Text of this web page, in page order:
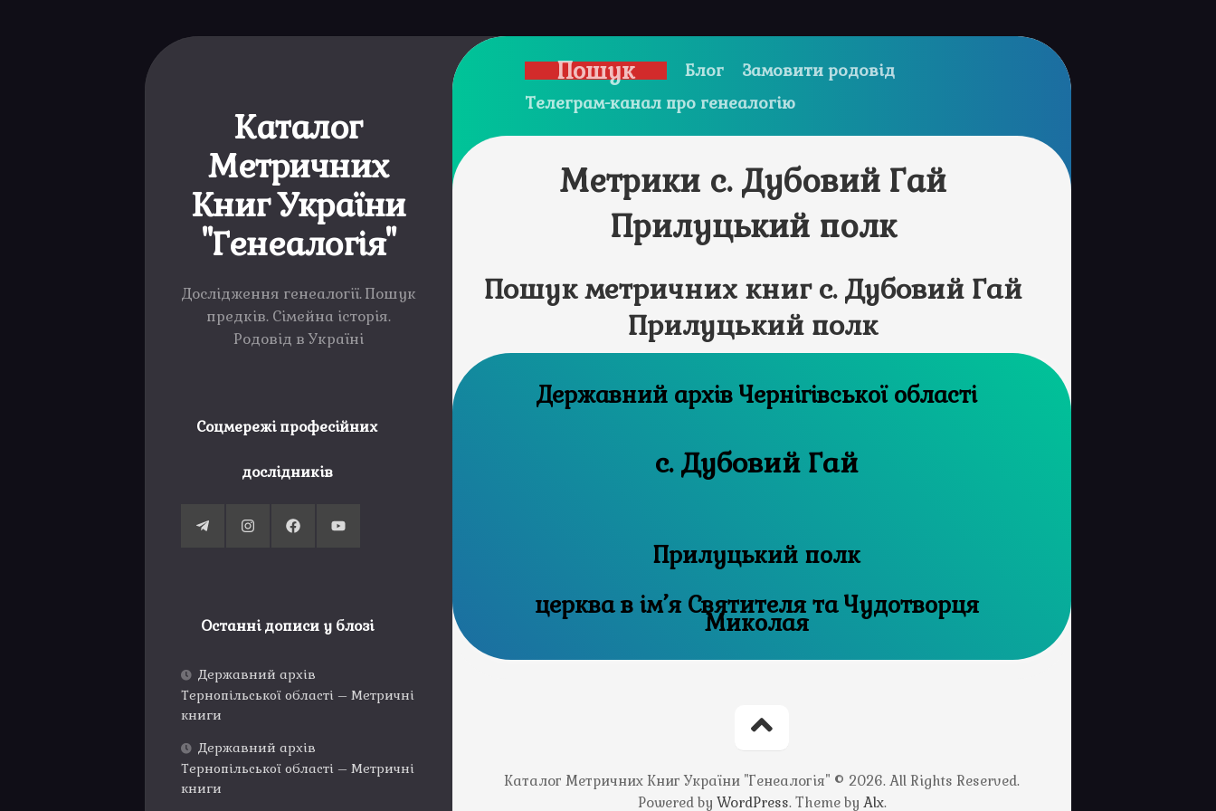
Каталог
Метричних
Книг України
"Генеалогія"
Дослідження генеалогії. Пошук
предків. Сімейна історія.
Родовід в Україні
Соцмережі професійних
дослідників
Останні дописи у блозі
Державний архів
Тернопільської області – Метричні
книги
Державний архів
Тернопільської області – Метричні
книги
Пошук Блог
Замовити родовід
Телеграм-канал про генеалогію
Метрики с. Дубовий Гай
Прилуцький полк
Пошук метричних книг с. Дубовий Гай
Прилуцький полк
Державний архів Чернігівської області
с. Дубовий Гай
Прилуцький полк
церква в ім’я Святителя та Чудотворця
Миколая
Каталог Метричних Книг України "Генеалогія" © 2026. All Rights Reserved.
Powered by WordPress. Theme by Alx.